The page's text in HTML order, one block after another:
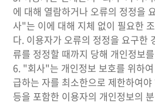
에 대해 열람하거나 오류의 정정을
사"는 이에 대해 지체 없이 필요한
다. 이용자가 오류의 정정을 요구한
류를 정정할 때까지 당해 개인정보
6. "회사"는 개인정보 보호를 위하
급하는 자를 최소한으로 제한하여
등을 포함한 이용자의 개인정보의